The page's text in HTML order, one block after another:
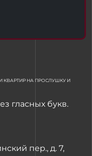
НА ПРОСЛУШКУ И
гласных букв.
пер., д. 7,